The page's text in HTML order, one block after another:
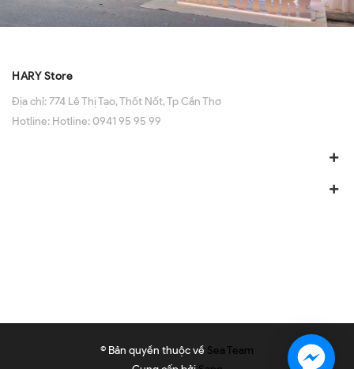
HARY Store
Địa chỉ:774 Lê Thị Tạo, Thốt Nốt, Tp Cần Thơ
Hotline: Hotline: 0941 95 95 99
© Bản quyền thuộc về Sea Team